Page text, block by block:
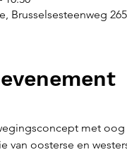
Brusselsesteenweg
met
van oosterse en